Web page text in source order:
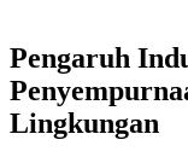
Pengaruh
Lingkungan